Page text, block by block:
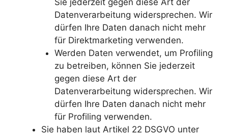
Datenverarbeitung widersprechen. Wir
dürfen Ihre Daten danach nicht mehr
für Direktmarketing verwenden.
Werden Daten verwendet, um Profiling
zu betreiben, können Sie jederzeit
gegen diese Art der
Datenverarbeitung widersprechen. Wir
dürfen Ihre Daten danach nicht mehr
für Profiling verwenden.
Sie haben laut Artikel 22 DSGVO unter